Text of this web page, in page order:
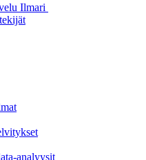
Ilmari
analyysit